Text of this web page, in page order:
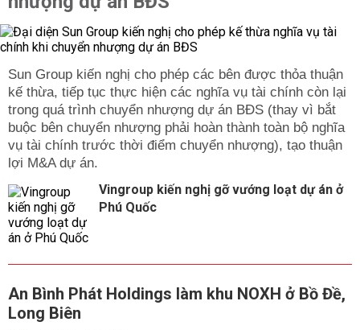
Sun Group kiến nghị cho phép các bên được thỏa thuận
kế thừa, tiếp tục thực hiện các nghĩa vụ tài chính còn lại
trong quá trình chuyển nhượng dự án BĐS (thay vì bắt
buộc bên chuyển nhượng phải hoàn thành toàn bộ nghĩa
vụ tài chính trước thời điểm chuyển nhượng), tạo thuận
lợi M&A dự án.
Vingroup kiến nghị gỡ vướng loạt dự án ở
Phú Quốc
An Bình Phát Holdings làm khu NOXH ở Bồ Đề,
Long Biên